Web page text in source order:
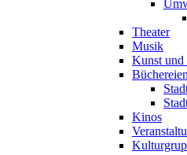
Theater
Musik
Kunst und
Kinos